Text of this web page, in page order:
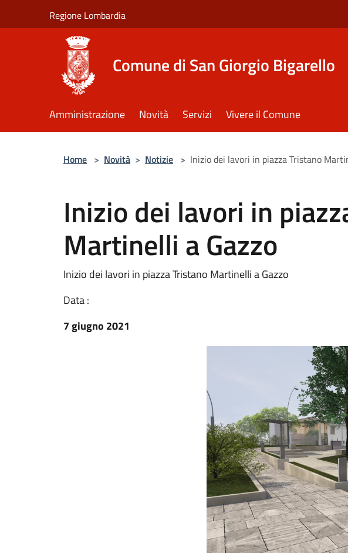
Regione Lombardia
Comune di San Giorgio Bigarello
Amministrazione Novità Servizi Vivere il Comune
Home > Novità > Notizie > Inizio dei lavori in piazza Tristano
Inizio dei lavori in
Martinelli a Gazzo
Inizio dei lavori in piazza Tristano Martinelli a Gazzo
Data :
7 giugno 2021